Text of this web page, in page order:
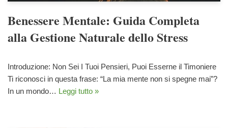
Benessere Mentale: Guida Completa
alla Gestione Naturale dello Stress
Introduzione: Non Sei I Tuoi Pensieri, Puoi Esserne il Timoniere
Ti riconosci in questa frase: “La mia mente non si spegne mai”?
In un mondo… Leggi tutto »